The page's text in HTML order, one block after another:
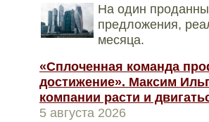
На один
предложения,
месяца.
«Сплоченная команда
достижение». Максим
компании расти и
5 августа 2026